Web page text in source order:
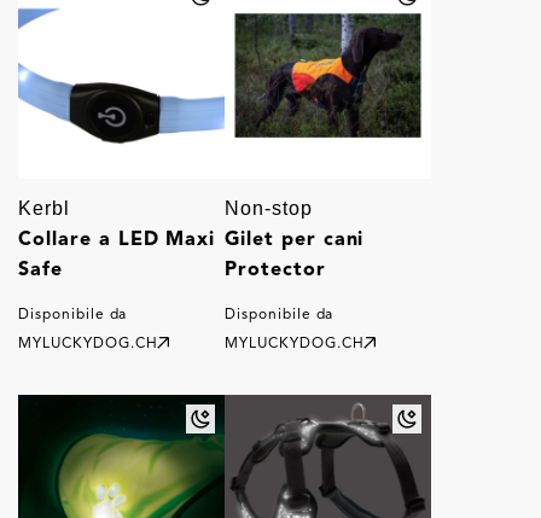
Kerbl
Collare a LED Maxi
Safe
Disponibile da
MYLUCKYDOG.CH
Non-stop
Gilet per cani
Protector
Disponibile da
MYLUCKYDOG.CH